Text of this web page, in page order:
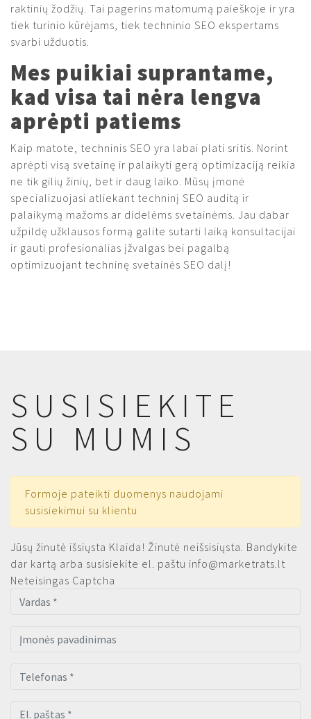
raktinių žodžių. Tai pagerins matomumą paieškoje ir yra
tiek turinio kūrėjams, tiek techninio SEO ekspertams
svarbi užduotis.
Mes puikiai suprantame,
kad visa tai nėra lengva
aprėpti patiems
Kaip matote, techninis SEO yra labai plati sritis. Norint
aprėpti visą svetainę ir palaikyti gerą optimizaciją reikia
ne tik gilių žinių, bet ir daug laiko. Mūsų įmonė
specializuojasi atliekant techninį SEO auditą ir
palaikymą mažoms ar didelėms svetainėms. Jau dabar
užpildę užklausos formą galite sutarti laiką konsultacijai
ir gauti profesionalias įžvalgas bei pagalbą
optimizuojant techninę svetainės SEO dalį!
SUSISIEKITE
SU MUMIS
Formoje pateikti duomenys naudojami
susisiekimui su klientu
Jūsų žinutė išsiųsta Klaida! Žinutė neišsisiųsta. Bandykite
dar kartą arba susisiekite el. paštu info@marketrats.lt
Neteisingas Captcha